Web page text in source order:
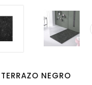
NEGRO